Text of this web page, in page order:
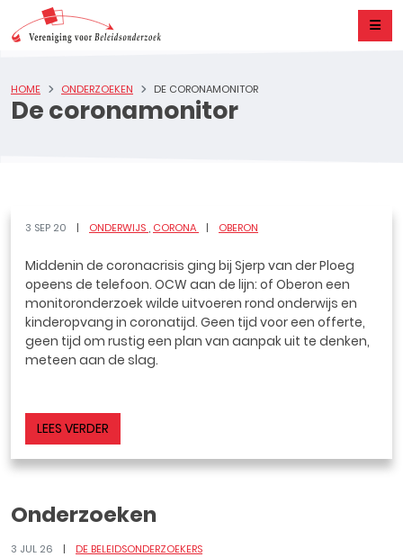
De coronamonitor
HOME ONDERZOEKEN DE CORONAMONITOR
3 SEP 20 ONDERWIJS CORONA OBERON
Middenin de coronacrisis ging bij Sjerp van der Ploeg
opeens de telefoon. OCW aan de lijn: of Oberon een
monitoronderzoek wilde uitvoeren rond onderwijs en
kinderopvang in coronatijd. Geen tijd voor een offerte,
geen tijd om rustig een plan van aanpak uit te denken,
meteen aan de slag.
LEES VERDER
Onderzoeken
3 JUL 26 DE BELEIDSONDERZOEKERS